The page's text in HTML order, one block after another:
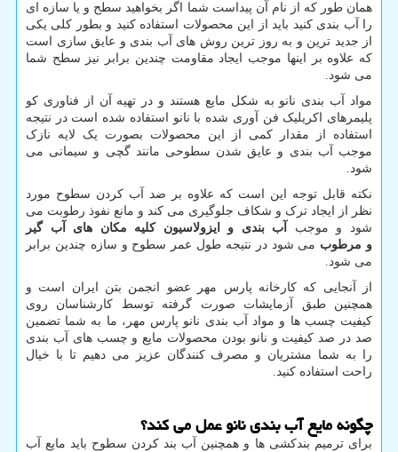
همان طور که از نام آن پیداست شما اگر بخواهید سطح و یا سازه ای
را آب بندی کنید باید از این محصولات استفاده کنید و بطور کلی یکی
از جدید ترین و به روز ترین روش های آب بندی و عایق سازی است
که علاوه بر اینها موجب ایجاد مقاومت چندین برابر نیز سطح شما
می شود.
مواد آب بندی نانو به شکل مایع هستند و در تهیه آن از فناوری کو
پلیمرهای اکریلیک فن آوری شده با نانو استفاده شده است در نتیجه
استفاده از مقدار کمی از این محصولات بصورت یک لایه نازک
موجب آب بندی و عایق شدن سطوحی مانند گچی و سیمانی می
شود.
نکته قابل توجه این است که علاوه بر ضد آب کردن سطوح مورد
نظر از ایجاد ترک و شکاف جلوگیری می کند و مانع نفوذ رطوبت می
شود و موجب
آب بندی و ایزولاسیون کلیه مکان های آب گیر
و مرطوب می شود در نتیجه طول عمر سطوح و سازه چندین برابر
می شود.
از آنجایی که کارخانه پارس مهر عضو انجمن بتن ایران است و
همچنین طبق آزمایشات صورت گرفته توسط کارشناسان روی
کیفیت چسب ها و مواد آب بندی نانو پارس مهر، ما به شما تضمین
صد در صد کیفیت و نانو بودن محصولات مایع و چسب های آب بندی
را به شما مشتریان و مصرف کنندگان عزیز می دهیم تا با خیال
راحت استفاده کنید.
چگونه مایع آب بندی نانو عمل می کند؟
برای ترمیم بندکشی ها و همچنین آب بند کردن سطوح باید مایع آب